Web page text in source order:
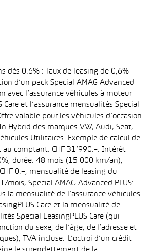
dès 0.6% : Taux de leasing de 0,6%
d’un pack Special AMAG Advanced
avec l’assurance véhicules à moteur
Care et l’assurance mensualités Special
valable pour les véhicules d’occasion
Hybrid des marques VW, Audi, Seat,
Utilitaires. Exemple de calcul de
au comptant: CHF 31’990.–. Intérêt
durée: 48 mois (15 000 km/an),
0.–, mensualité de leasing du
mois, Special AMAG Advanced PLUS:
la mensualité de l’assurance véhicules
Care et la mensualité de
Special LeasingPLUS Care (qui
du sexe, de l’âge, de l’adresse et
TVA incluse. L’octroi d’un crédit